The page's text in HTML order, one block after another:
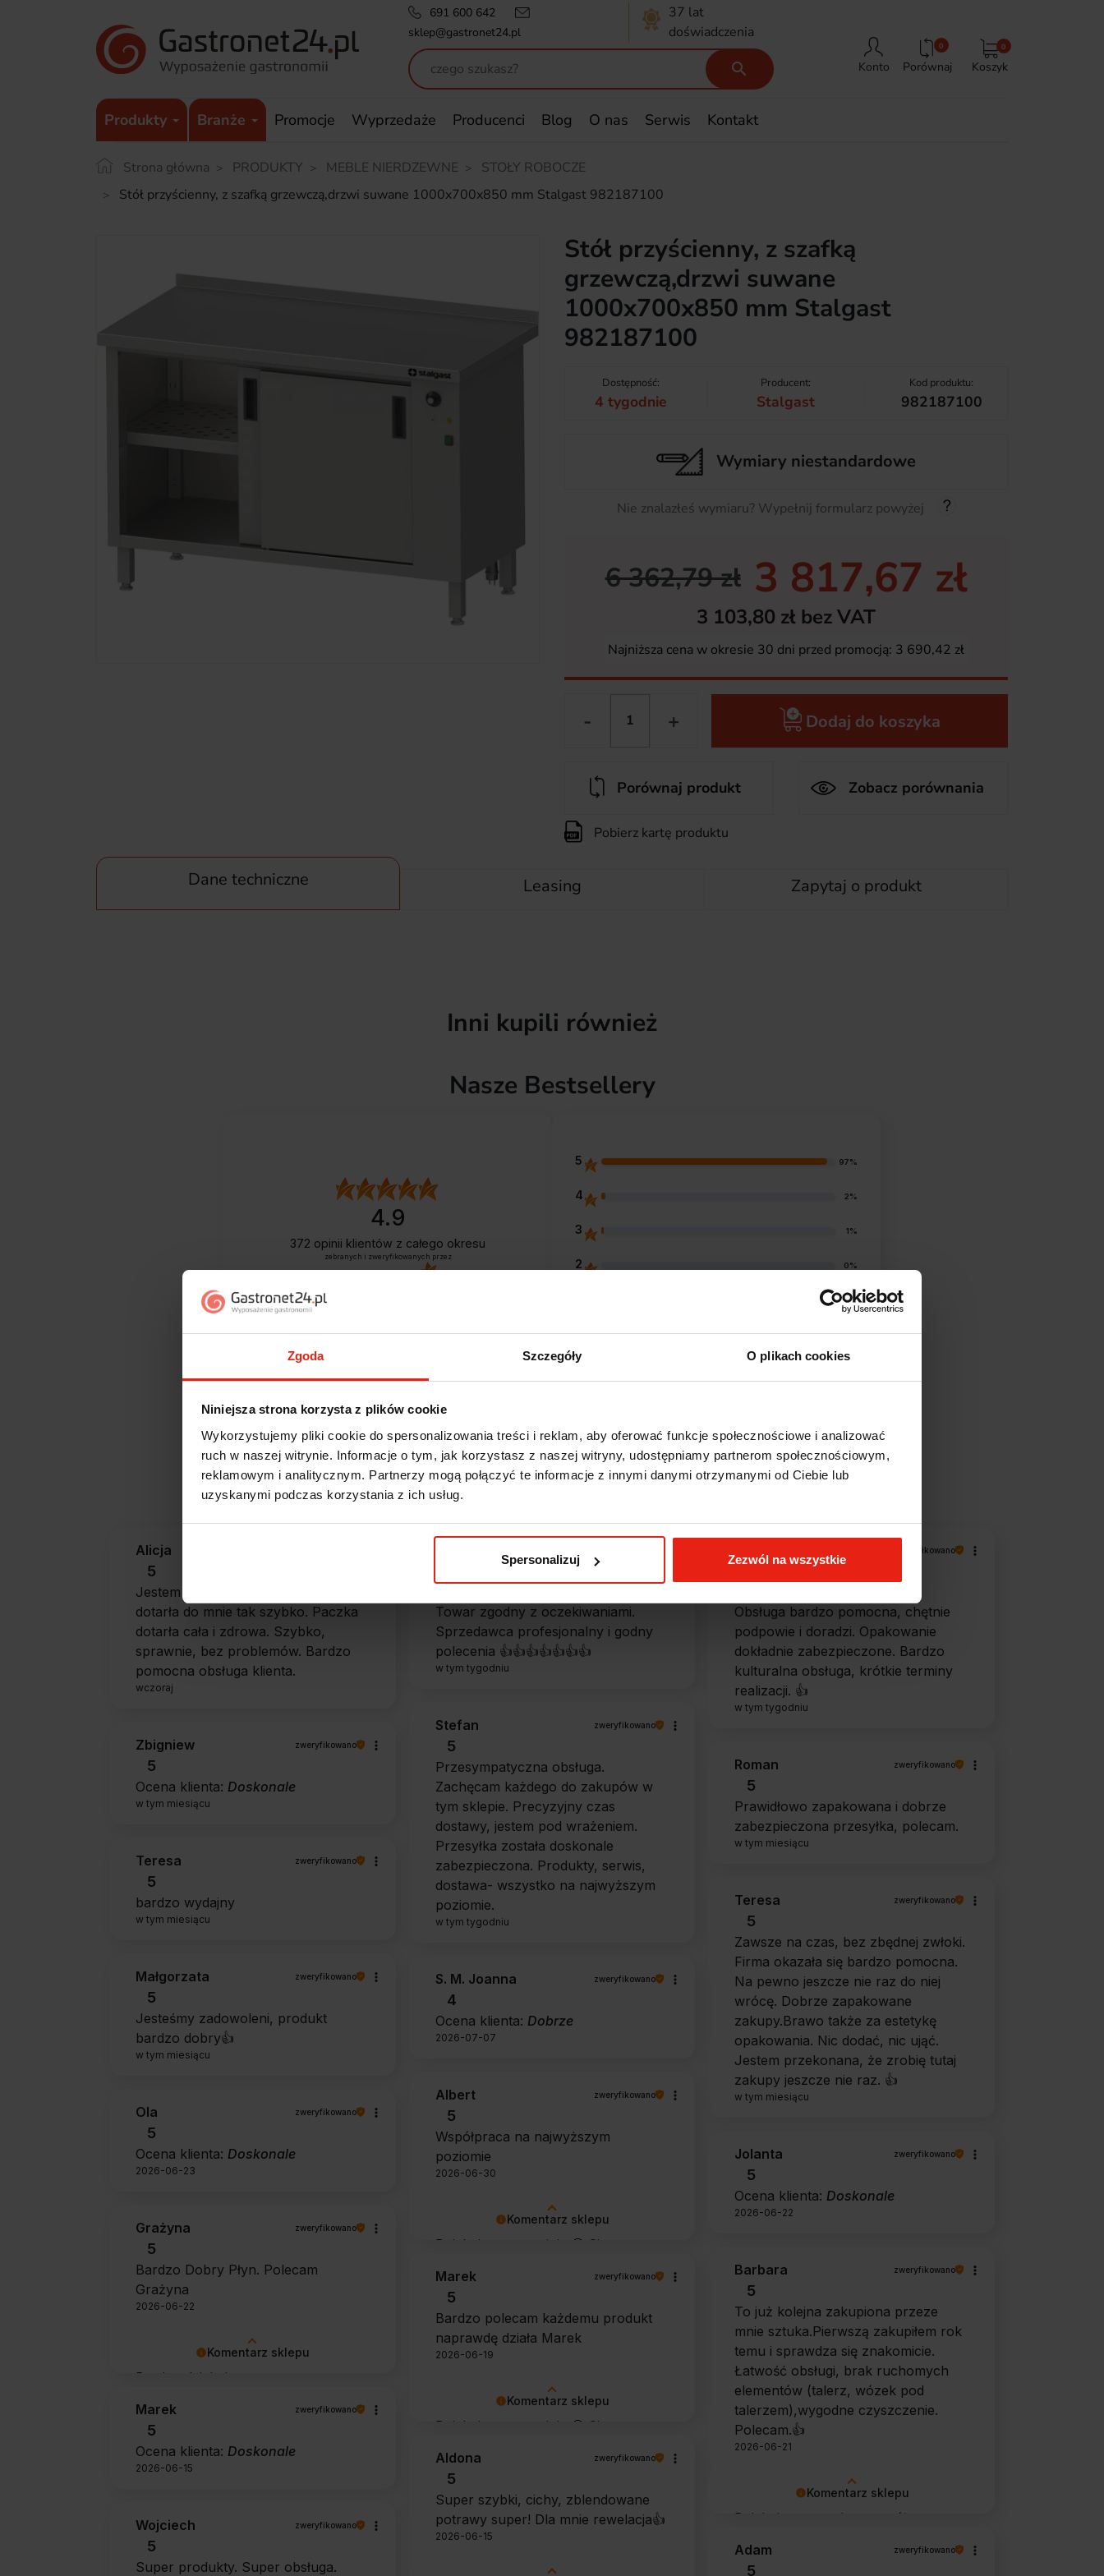
Zgoda Szczegóły O plikach cookies
Niniejsza strona korzysta z plików cookie
Wykorzystujemy pliki cookie do spersonalizowania treści i reklam, aby oferować funkcje społecznościowe i analizować
ruch w naszej witrynie. Informacje o tym, jak korzystasz z naszej witryny, udostępniamy partnerom społecznościowym,
reklamowym i analitycznym. Partnerzy mogą połączyć te informacje z innymi danymi otrzymanymi od Ciebie lub
uzyskanymi podczas korzystania z ich usług.
Spersonalizuj Zezwól na wszystkie
691 600 642
sklep@gastronet24.pl
37 lat
doświadczenia
 Konto
0
Porównaj Koszyk
0
Produkty Branże Promocje Wyprzedaże Producenci Blog O nas Serwis Kontakt
Strona główna PRODUKTY MEBLE NIERDZEWNE
STOŁY ROBOCZE
Stół przyścienny, z szafką grzewczą,drzwi suwane 1000x700x850 mm Stalgast 982187100
Stół przyścienny, z szafką
grzewczą,drzwi suwane
1000x700x850 mm Stalgast
982187100
Dostępność:
4 tygodnie
Producent:
Stalgast
Kod produktu:
982187100
Wymiary niestandardowe
Nie znalazłeś wymiaru? Wypełnij formularz powyżej
6 362,79 zł 3 817,67 zł
3 103,80 zł bez VAT
Najniższa cena w okresie 30 dni przed promocją: 3 690,42 zł
- + Dodaj do koszyka
Porównaj produkt Zobacz porównania
Pobierz kartę produktu
Dane techniczne Leasing Zapytaj o produkt
Inni kupili również
Nasze Bestsellery
4.9
372 opinii klientów z całego okresu
zebranych i zweryfikowanych przez
5 97%
4 2%
3 1%
2 0%
1%
Jak zbieramy opinie?
Alicja
5
Jestem zaskoczona, że ta paczka
dotarła do mnie tak szybko. Paczka
dotarła cała i zdrowa. Szybko,
sprawnie, bez problemów. Bardzo
pomocna obsługa klienta.
wczoraj
Towar zgodny z oczekiwaniami.
Sprzedawca profesjonalny i godny
polecenia 👍️👍️👍️👍️👍️👍️👍️
w tym tygodniu
Piotr zweryfikowano
Obsługa bardzo pomocna, chętnie
podpowie i doradzi. Opakowanie
dokładnie zabezpieczone. Bardzo
kulturalna obsługa, krótkie terminy
realizacji. 👍️
w tym tygodniu
Stefan zweryfikowano
5
Przesympatyczna obsługa.
Zachęcam każdego do zakupów w
tym sklepie. Precyzyjny czas
dostawy, jestem pod wrażeniem.
Przesyłka została doskonale
zabezpieczona. Produkty, serwis,
dostawa- wszystko na najwyższym
poziomie.
w tym tygodniu
Zbigniew zweryfikowano
5
Ocena klienta: Doskonale
w tym miesiącu
Roman zweryfikowano
5
Prawidłowo zapakowana i dobrze
zabezpieczona przesyłka, polecam.
w tym miesiącu
Teresa zweryfikowano
5
bardzo wydajny
w tym miesiącu
Teresa zweryfikowano
5
Zawsze na czas, bez zbędnej zwłoki.
Firma okazała się bardzo pomocna.
Na pewno jeszcze nie raz do niej
wrócę. Dobrze zapakowane
zakupy.Brawo także za estetykę
opakowania. Nic dodać, nic ująć.
Jestem przekonana, że zrobię tutaj
zakupy jeszcze nie raz. 👍️
w tym miesiącu
Małgorzata zweryfikowano
5
Jesteśmy zadowoleni, produkt
bardzo dobry👍️
w tym miesiącu
S. M. Joanna zweryfikowano
4
Ocena klienta: Dobrze
2026-07-07
Komentarz sklepu
Dziękujemy za opinię 🙂 Cieszymy
zakup spełniły Pana oczekiwania.
Dziękujemy za zaufanie.
Albert zweryfikowano
5
Współpraca na najwyższym
poziomie
2026-06-30
Ola zweryfikowano
5
Ocena klienta: Doskonale
2026-06-23
Jolanta zweryfikowano
5
Ocena klienta: Doskonale
2026-06-22
Komentarz sklepu
Bardzo dziękujemy za pozytywną
zapewniał doskonałe efekty przy
każdym użyciu.
Grażyna zweryfikowano
5
Bardzo Dobry Płyn. Polecam
Grażyna
2026-06-22
Komentarz sklepu
Dziękujemy za tak szczegółową
Pani wygodę obsługi i łatwość
Barbara zweryfikowano
5
To już kolejna zakupiona przeze
mnie sztuka.Pierwszą zakupiłem rok
temu i sprawdza się znakomicie.
Łatwość obsługi, brak ruchomych
elementów (talerz, wózek pod
talerzem),wygodne czyszczenie.
Polecam.👍️
2026-06-21
Komentarz sklepu
Dziękujemy za opinię 🙂 Cieszymy
potwierdził swoją skuteczność.
Marek zweryfikowano
5
Bardzo polecam każdemu produkt
naprawdę działa Marek
2026-06-19
Marek zweryfikowano
5
Ocena klienta: Doskonale
2026-06-15
Aldona zweryfikowano
5
Super szybki, cichy, zblendowane
potrawy super! Dla mnie rewelacja👍️
2026-06-15
Wojciech zweryfikowano
5
Super produkty. Super obsługa.
Adam zweryfikowano
5